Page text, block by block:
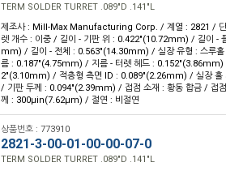
TERM SOLDER TURRET .089"D .141"L
제조사 : Mill-Max Manufacturing Corp. / 계열 : 2821 / 단
렛 개수 : 이중 / 길이 - 기판 위 : 0.422"(10.72mm) / 길이 -
mm) / 길이 - 전체 : 0.563"(14.30mm) / 실장 유형 : 스루홀
름 : 0.187"(4.75mm) / 지름 - 터렛 헤드 : 0.152"(3.86mm)
2"(3.10mm) / 적층형 측면 ID : 0.089"(2.26mm) / 실장
/ 기판 두께 : 0.094"(2.39mm) / 접점 소재 : 황동 합금 / 접
께 : 300µin(7.62µm) / 절연 : 비절연
상품번호 : 773910
2821-3-00-01-00-00-07-0
TERM SOLDER TURRET .089"D .141"L